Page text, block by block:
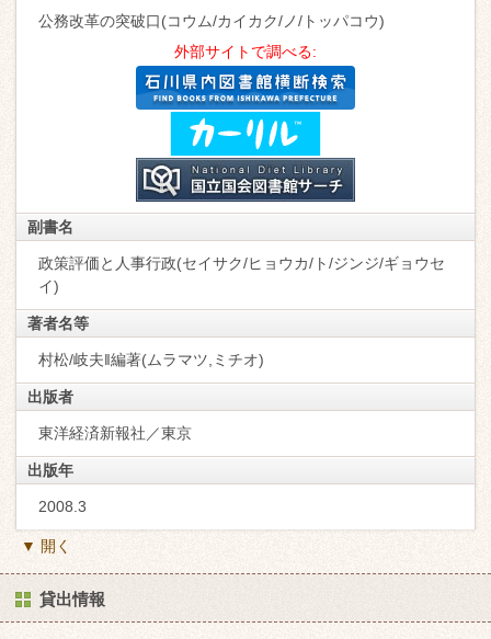
公務改革の突破口(コウム/カイカク/ノ/トッパコウ)
外部サイトで調べる:
副書名
政策評価と人事行政(セイサク/ヒョウカ/ト/ジンジ/ギョウセ
イ)
著者名等
村松/岐夫‖編著(ムラマツ,ミチオ)
出版者
東洋経済新報社／東京
出版年
2008.3
▼ 開く
貸出情報